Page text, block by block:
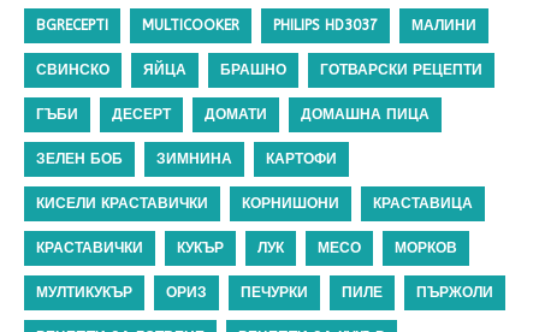
BGRECEPTI MULTICOOKER PHILIPS HD3037 МАЛИНИ
СВИНСКО ЯЙЦА БРАШНО ГОТВАРСКИ РЕЦЕПТИ
ГЪБИ ДЕСЕРТ ДОМАТИ ДОМАШНА ПИЦА
ЗЕЛЕН БОБ ЗИМНИНА КАРТОФИ
КИСЕЛИ КРАСТАВИЧКИ КОРНИШОНИ КРАСТАВИЦА
КРАСТАВИЧКИ КУКЪР ЛУК МЕСО МОРКОВ
МУЛТИКУКЪР ОРИЗ ПЕЧУРКИ ПИЛЕ ПЪРЖОЛИ